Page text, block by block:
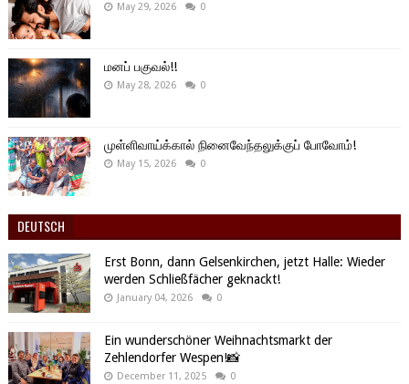
May 29, 2026 0
மனப் பகுவல்!!
May 28, 2026 0
முள்ளிவாய்க்கால் நினைவேந்தலுக்குப் போவோம்!
May 15, 2026 0
DEUTSCH
Erst Bonn, dann Gelsenkirchen, jetzt Halle: Wieder
werden Schließfächer geknackt!
January 04, 2026 0
Ein wunderschöner Weihnachtsmarkt der
Zehlendorfer Wespen!📸
December 11, 2025 0